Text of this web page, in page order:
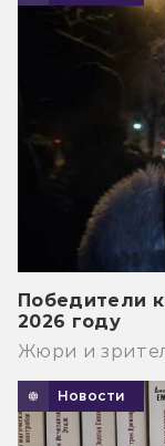
Победители
2026 году
Жюри и
Новости